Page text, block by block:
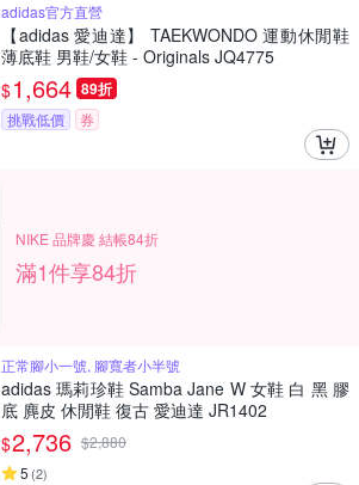
adidas官方直營
【adidas 愛迪達】 TAEKWONDO 運動休閒鞋
薄底鞋 男鞋/女鞋 - Originals JQ4775
$1,664 89折
挑戰低價 券
NIKE 品牌慶 結帳84折
滿1件享84折
正常腳小一號, 腳寬者小半號
adidas 瑪莉珍鞋 Samba Jane W 女鞋 白 黑 膠
底 麂皮 休閒鞋 復古 愛迪達 JR1402
$2,736 $2,880
5 (2)